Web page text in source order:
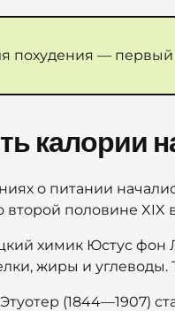
похудения —
калории
о питании
половине XIX
химик Юстус фон
жиры и
(1844—1907)